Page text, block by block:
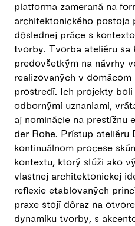
platforma zameraná na
architektonického postoja
dôslednej práce s
tvorby. Tvorba ateliéru sa
predovšetkým na návrhy
realizovaných v domácom
prostredí. Ich projekty boli
odbornými uznaniami,
aj nominácie na prestížnu
der Rohe. Prístup ateliéru
kontinuálnom procese
kontextu, ktorý slúži ako
vlastnej architektonickej
reflexie etablovaných
praxe stojí dôraz na
dynamiku tvorby, s